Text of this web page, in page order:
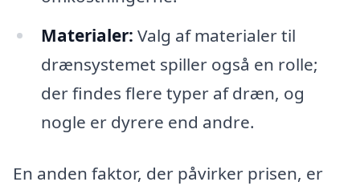
Materialer: Valg af materialer til
drænsystemet spiller også en rolle;
der findes flere typer af dræn, og
nogle er dyrere end andre.
En anden faktor, der påvirker prisen, er